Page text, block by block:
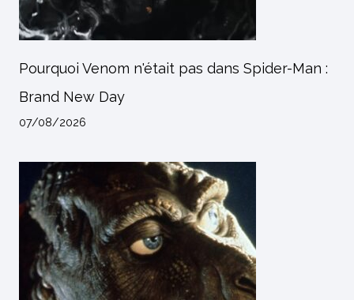
Pourquoi Venom n'était pas dans Spider-Man :
Brand New Day
07/08/2026